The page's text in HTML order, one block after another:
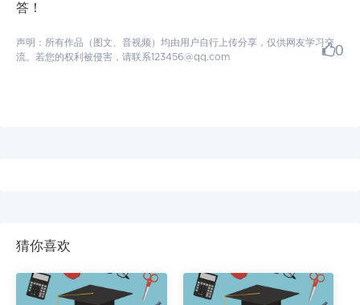
答！
声明：所有作品（图文、音视频）均由用户自行上传分享，仅供网友学习交
流。若您的权利被侵害，请联系123456@qq.com
0
猜你喜欢